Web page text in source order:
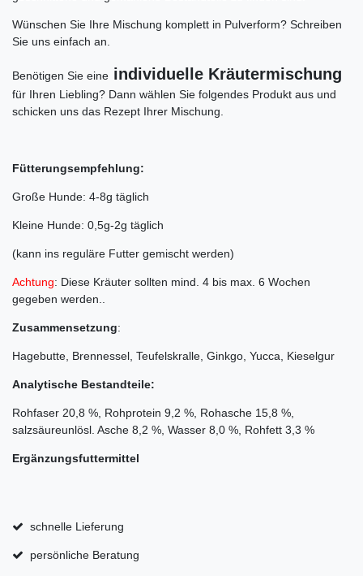
Wünschen Sie Ihre Mischung komplett in Pulverform? Schreiben
Sie uns einfach an.
Benötigen Sie eine individuelle Kräutermischung
für Ihren Liebling? Dann wählen Sie folgendes Produkt aus und
schicken uns das Rezept Ihrer Mischung.
Fütterungsempfehlung:
Große Hunde: 4-8g täglich
Kleine Hunde: 0,5g-2g täglich
(kann ins reguläre Futter gemischt werden)
Achtung: Diese Kräuter sollten mind. 4 bis max. 6 Wochen
gegeben werden..
Zusammensetzung:
Hagebutte, Brennessel, Teufelskralle, Ginkgo, Yucca, Kieselgur
Analytische Bestandteile:
Rohfaser 20,8 %, Rohprotein 9,2 %, Rohasche 15,8 %,
salzsäureunlösl. Asche 8,2 %, Wasser 8,0 %, Rohfett 3,3 %
Ergänzungsfuttermittel
schnelle Lieferung
persönliche Beratung